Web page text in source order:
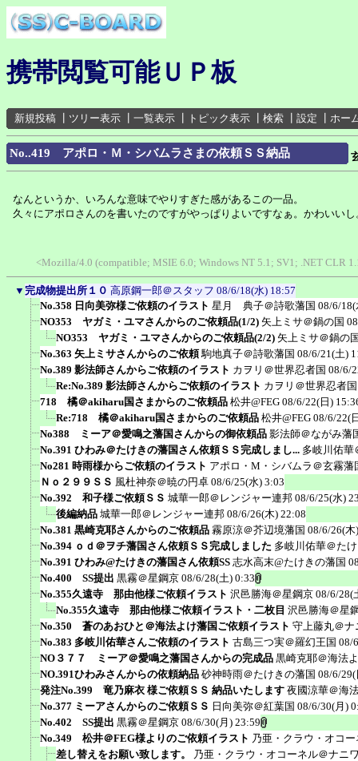
携帯閲覧可能ＵＰ板
新規投稿 ツリー表示 一覧表示 トピック表示 検索 設定 ホー
No..419 アポロ・Ｍ・シバムラさまの依頼ＳＳ納品
なんというか、いろんな意味でやりすぎた感があるこの一品。
久々にアポロさんのを書いたのですがやっぱりよいですなぁ。かわいいし
<Mozilla/4.0 (compatible; MSIE 6.0; Windows NT 5.1; SV1; .NET CLR
▼ 完成物提出所１０ 高原鋼一郎＠スタッフ 08/6/18(水) 18:57
No.358 日向美弥様ご依頼のイラスト 星月 典子＠詩歌藩国 08/6/18(
NO353 ヤガミ・ユマさんからのご依頼品(1/2) 矢上ミサ＠鍋の国
NO353 ヤガミ・ユマさんからのご依頼品(2/2) 矢上ミサ＠鍋の
No.363 矢上ミサさんからのご依頼 駒地真子＠詩歌藩国 08/6/21(土)
No.389 影法師さんからご依頼のイラスト カヲリ＠世界忍者国 08/6/
Re:No.389 影法師さんからご依頼のイラスト カヲリ＠世界忍者国
718 橘＠akiharu国さまからのご依頼品 松井@FEG 08/6/22(日)
Re:718 橘＠akiharu国さまからのご依頼品 松井@FEG 08/6/22(
No388 ミーア＠愛鳴之藩国さんからの御依頼品 影法師＠ながみ藩
No.391 ひわみ＠たけきの藩国さん依頼ＳＳ完成しまし... 多岐川佑華
No281 時雨様からご依頼のイラスト アポロ・M・シバムラ＠玄霧藩
Ｎｏ２９９ＳＳ 風杜神奈＠暁の円卓 08/6/25(水) 3:03
No.392 和子様ご依頼ＳＳ 城華一郎＠レンジャー連邦 08/6/25(水)
後編納品 城華一郎＠レンジャー連邦 08/6/26(木) 22:08
No.381 黒崎克耶さんからのご依頼品 霧原涼＠芥辺境藩国 08/6/26(木
No.394 ｏｄ＠ヲチ藩国さん依頼ＳＳ完成しました 多岐川佑華＠た
No.391 ひわみ@たけきの藩国さん依頼SS 志水高末@たけきの藩国
No.400 SS提出 黒霧＠星鋼京 08/6/28(土) 0:33
No.355久遠寺 那由他様ご依頼イラスト 沢邑勝海＠星鋼京 08/6/28(
No.355久遠寺 那由他様ご依頼イラスト・二枚目 沢邑勝海＠星
No.350 蒼のあおひと＠海法よけ藩国ご依頼イラスト 守上藤丸＠ナ
No.383 多岐川佑華さんご依頼のイラスト 古島三つ実＠羅幻王国 08/
NO３７７ ミーア＠愛鳴之藩国さんからの完成品 黒崎克耶＠海法
NO.391ひわみさんからの依頼納品 砂神時雨＠たけきの藩国 08/6/29(
発注No.399 竜乃麻衣 様ご依頼ＳＳ 納品いたします 夜國涼華＠海
No.377 ミーアさんからのご依頼ＳＳ 日向美弥＠紅葉国 08/6/30(月)
No.402 SS提出 黒霧＠星鋼京 08/6/30(月) 23:59
No.349 松井＠FEG様よりのご依頼イラスト 乃亜・クラウ・オコ
差し替えをお願い致します。
乃亜・クラウ・オコーネル＠ナニ